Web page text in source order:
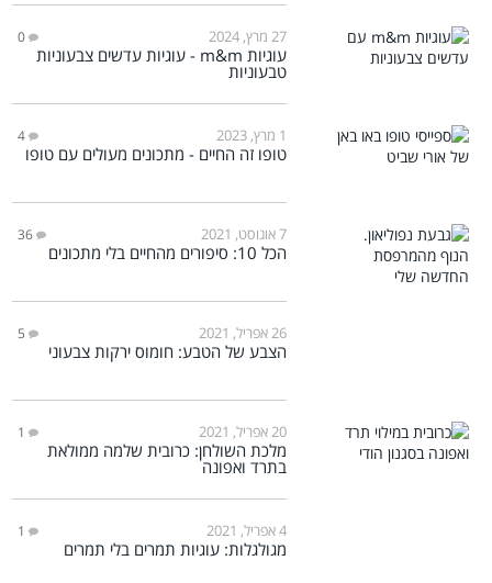
27 מרץ, 2024 0
עוגיות m&m - עוגיות עדשים צבעוניות
טבעוניות
1 מרץ, 2023 4
טופו זה החיים - מתכונים מעולים עם טופו
7 אוגוסט, 2021 36
הכל 10: סיפורים מהחיים בלי מתכונים
26 אפריל, 2021 5
הצבע של הטבע: חומוס ירקות צבעוני
20 אפריל, 2021 1
מלכת השולחן: כרובית שלמה ממולאת
בתרד ואפונה
4 אפריל, 2021 1
מגולגלות: עוגיות תמרים בלי תמרים